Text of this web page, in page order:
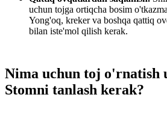
uchun tojga ortiqcha bosim
Yong'oq, kreker va boshqa qattiq
bilan iste'mol qilish kerak.
Nima uchun toj o'rnatish
Stomni tanlash kerak?